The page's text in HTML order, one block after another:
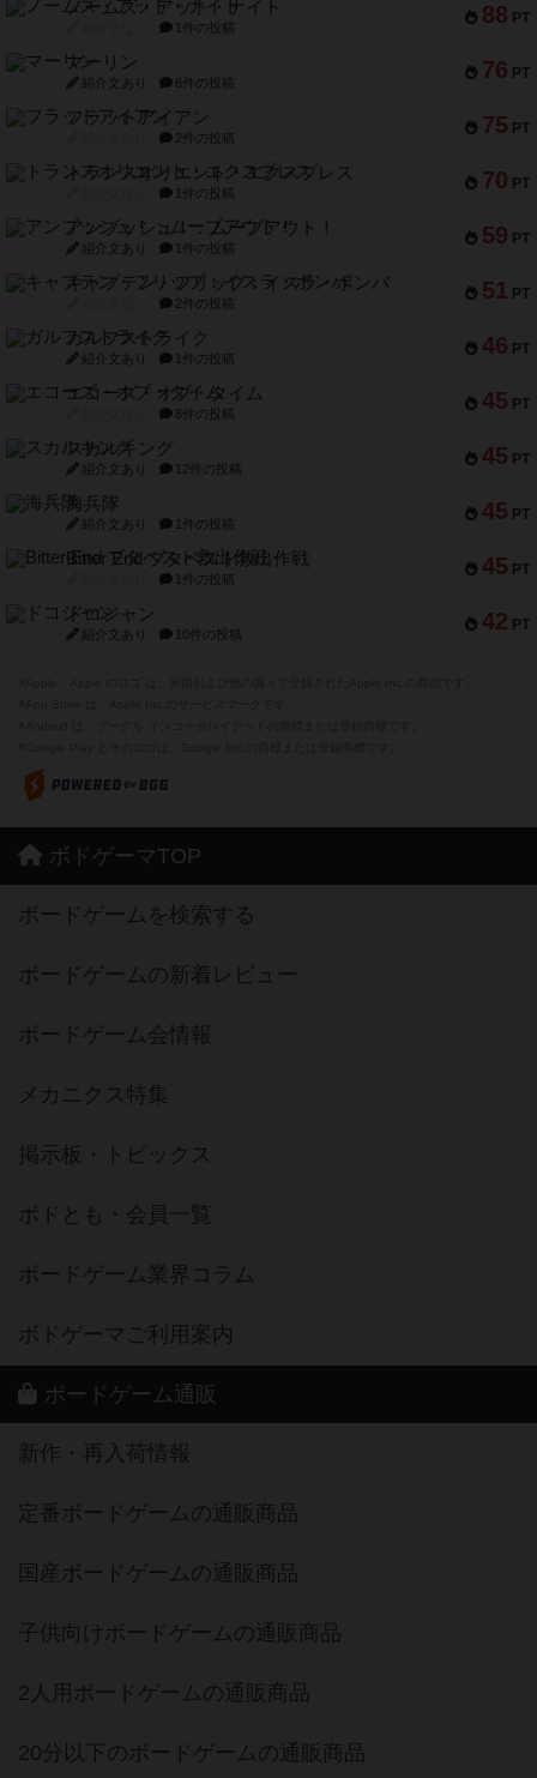
88 PT
ノームズ・アット・ナイト
1件の投稿
76 PT
マーリン
紹介文あり 6件の投稿
75 PT
フラットアイアン
2件の投稿
70 PT
トランスオリエント・エクスプレス
1件の投稿
59 PT
アンブッシュ！：ムーブアウト！
紹介文あり 1件の投稿
51 PT
キャプテン・フリップ：イスラ・ボンバ
2件の投稿
46 PT
ガルフストライク
紹介文あり 1件の投稿
45 PT
エコーズ・オブ・タイム
8件の投稿
45 PT
スカルキング
紹介文あり 12件の投稿
45 PT
海兵隊
紹介文あり 1件の投稿
45 PT
Bitter End ブタペスト救出作戦
1件の投稿
42 PT
ドコジャン
紹介文あり 10件の投稿
ボドゲーマTOP
ボードゲームを検索する
ボードゲームの新着レビュー
ボードゲーム会情報
メカニクス特集
掲示板・トピックス
ボドとも・会員一覧
ボードゲーム業界コラム
ボドゲーマご利用案内
ボードゲーム通販
新作・再入荷情報
定番ボードゲームの通販商品
国産ボードゲームの通販商品
子供向けボードゲームの通販商品
2人用ボードゲームの通販商品
20分以下のボードゲームの通販商品